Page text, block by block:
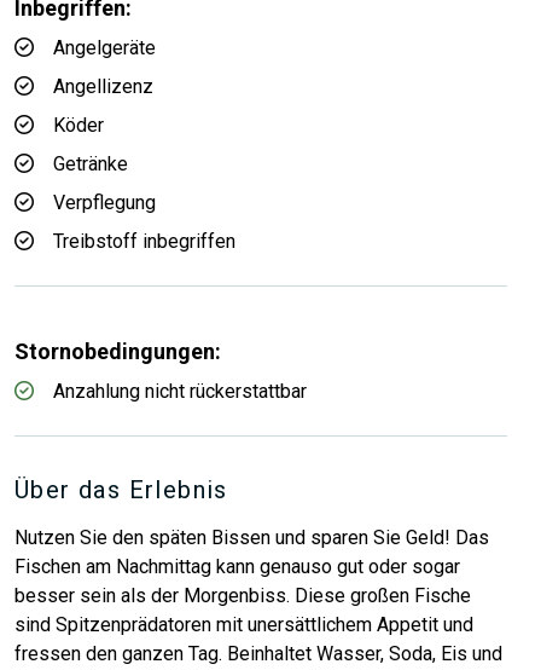
Inbegriffen:
Angelgeräte
Angellizenz
Köder
Getränke
Verpflegung
Treibstoff inbegriffen
Stornobedingungen:
Anzahlung nicht rückerstattbar
Über das Erlebnis
Nutzen Sie den späten Bissen und sparen Sie Geld! Das
Fischen am Nachmittag kann genauso gut oder sogar
besser sein als der Morgenbiss. Diese großen Fische
sind Spitzenprädatoren mit unersättlichem Appetit und
fressen den ganzen Tag. Beinhaltet Wasser, Soda, Eis und